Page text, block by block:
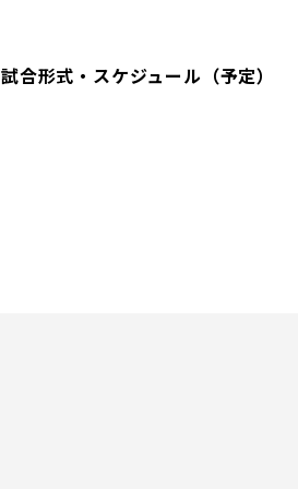
試合形式・スケジュール（予定）